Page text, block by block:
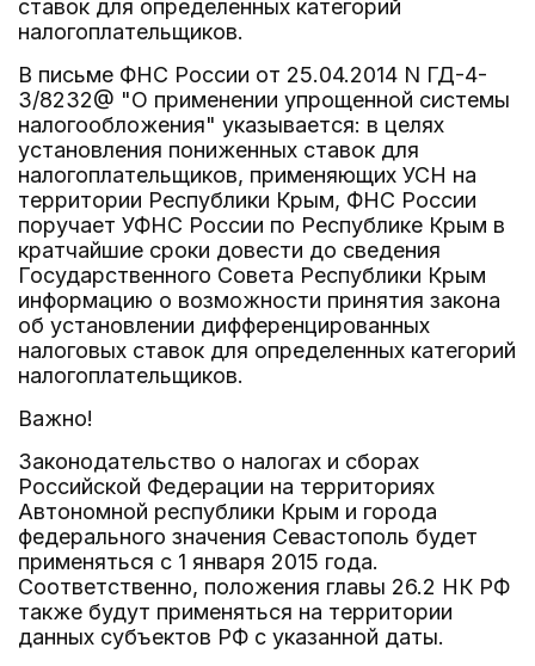
ставок для определенных категорий
налогоплательщиков.
В письме ФНС России от 25.04.2014 N ГД-4-
3/8232@ "О применении упрощенной системы
налогообложения" указывается: в целях
установления пониженных ставок для
налогоплательщиков, применяющих УСН на
территории Республики Крым, ФНС России
поручает УФНС России по Республике Крым в
кратчайшие сроки довести до сведения
Государственного Совета Республики Крым
информацию о возможности принятия закона
об установлении дифференцированных
налоговых ставок для определенных категорий
налогоплательщиков.
Важно!
Законодательство о налогах и сборах
Российской Федерации на территориях
Автономной республики Крым и города
федерального значения Севастополь будет
применяться с 1 января 2015 года.
Соответственно, положения главы 26.2 НК РФ
также будут применяться на территории
данных субъектов РФ с указанной даты.